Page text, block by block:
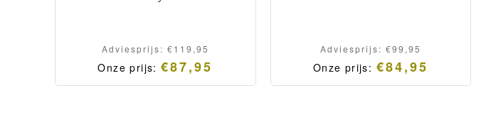
Adviesprijs: €119,95
Onze prijs:€87,95
Adviesprijs: €99,95
Onze prijs: €84,95